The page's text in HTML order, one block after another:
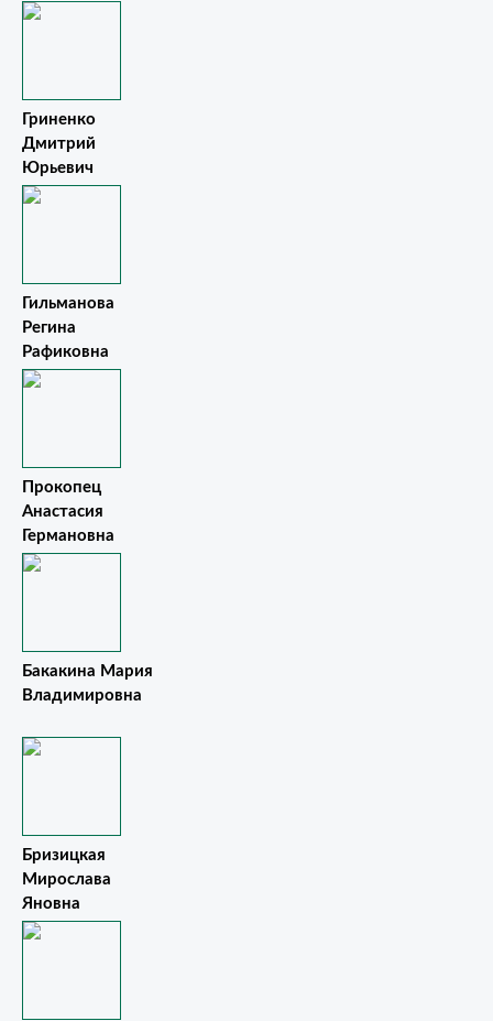
Гриненко
Дмитрий
Юрьевич
Гильманова
Регина
Рафиковна
Прокопец
Анастасия
Германовна
Бакакина Мария
Владимировна
Бризицкая
Мирослава
Яновна